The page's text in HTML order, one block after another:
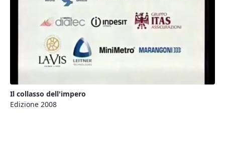
Il collasso dell'impero
Edizione 2008